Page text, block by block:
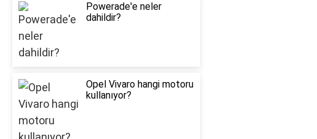
Powerade'e neler
dahildir?
Opel Vivaro hangi motoru
kullanıyor?